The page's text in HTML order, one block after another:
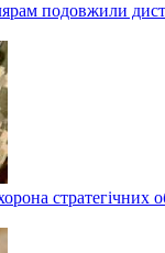
подовжили
стратегічних